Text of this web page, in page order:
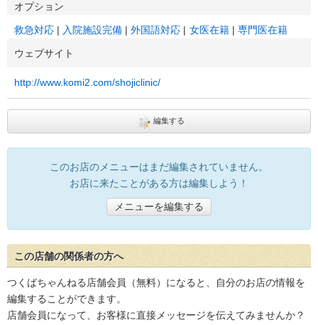
オプション
救急対応 入院施設完備 外国語対応 女医在籍 専門医在籍
ウェブサイト
http://www.komi2.com/shojiclinic/
編集する
このお店のメニューはまだ編集されていません。
お店に来たことがある方は編集しよう！
メニューを編集する
この店舗の関係者の方へ
つくばちゃんねる店舗会員（無料）になると、自分のお店の情報を
編集することができます。
店舗会員になって、お客様に直接メッセージを伝えてみませんか？